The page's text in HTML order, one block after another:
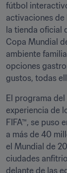
fútbol
activaciones
la tienda oficial
Copa Mundial
ambiente
opciones
gustos, todas
El programa
experiencia de
FIFA™, se puso
a más de 40
el Mundial de
ciudades
delante de las